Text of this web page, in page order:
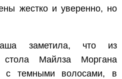
жестко и уверенно, но
заметила, что из
Майлза Моргана
с темными волосами, в